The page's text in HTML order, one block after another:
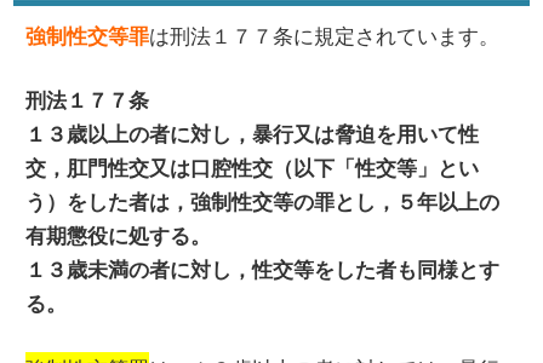
強制性交等罪は刑法１７７条に規定されています。
刑法１７７条
１３歳以上の者に対し，暴行又は脅迫を用いて性
交，肛門性交又は口腔性交（以下「性交等」とい
う）をした者は，強制性交等の罪とし，５年以上の
有期懲役に処する。
１３歳未満の者に対し，性交等をした者も同様とす
る。